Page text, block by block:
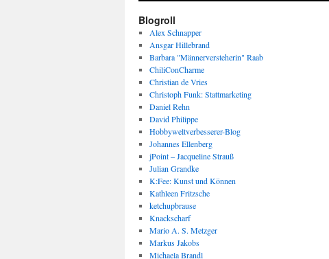
Blogroll
Alex Schnapper
Ansgar Hillebrand
Barbara "Männerversteherin" Raab
ChiliConCharme
Christian de Vries
Christoph Funk: Stattmarketing
Daniel Rehn
David Philippe
Hobbyweltverbesserer-Blog
Johannes Ellenberg
jPoint – Jacqueline Strauß
Julian Grandke
K:Fee: Kunst und Können
Kathleen Fritzsche
ketchupbrause
Knackscharf
Mario A. S. Metzger
Markus Jakobs
Michaela Brandl